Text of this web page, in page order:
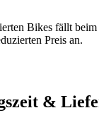
Bikes fällt
Preis an.
&